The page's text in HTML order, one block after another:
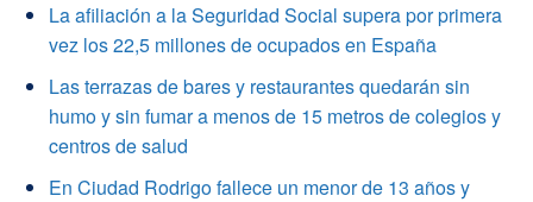
La afiliación a la Seguridad Social supera por primera
vez los 22,5 millones de ocupados en España
Las terrazas de bares y restaurantes quedarán sin
humo y sin fumar a menos de 15 metros de colegios y
centros de salud
En Ciudad Rodrigo fallece un menor de 13 años y